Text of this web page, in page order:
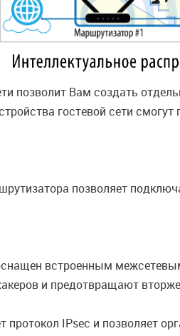
позволит Вам создать
гостевой сети
позволяет
встроенным
и предотвращают
IPsec и позволяет